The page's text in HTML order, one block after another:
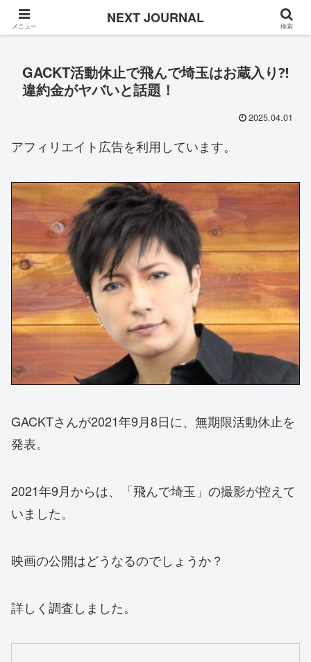
Once in a while
GACKT活動休止で飛んで埼玉はお蔵入り⁈
違約金がヤバいと話題！
2025.04.01
アフィリエイト広告を利用しています。
GACKTさんが2021年9月8日に、無期限活動休止を
発表。
2021年9月からは、「飛んで埼玉」の撮影が控えて
いました。
映画の公開はどうなるのでしょうか？
詳しく調査しました。
メニュー NEXT JOURNAL 検索